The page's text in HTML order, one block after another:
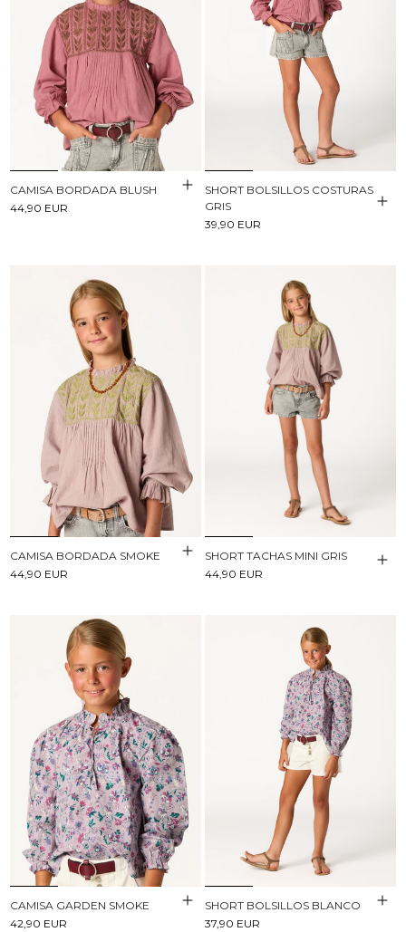
CAMISA BORDADA BLUSH
44,90 EUR
SHORT BOLSILLOS COSTURAS
GRIS
39,90 EUR
CAMISA BORDADA SMOKE
44,90 EUR
SHORT TACHAS MINI GRIS
44,90 EUR
CAMISA GARDEN SMOKE
42,90 EUR
SHORT BOLSILLOS BLANCO
37,90 EUR